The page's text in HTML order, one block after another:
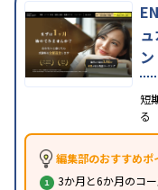
ン
短
る
編集部のおすすめポ
3か月と6か月のコ